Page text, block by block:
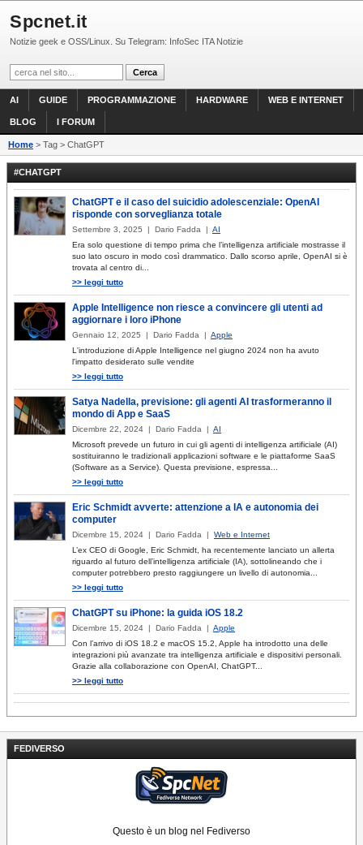
Spcnet.it
Notizie geek e OSS/Linux. Su Telegram: InfoSec ITA Notizie
AI GUIDE PROGRAMMAZIONE HARDWARE WEB E INTERNET
BLOG I FORUM
Home > Tag > ChatGPT
FEDIVERSO
Questo è un blog nel Fediverso
#CHATGPT
ChatGPT e il caso del suicidio adolescenziale: OpenAI
risponde con sorveglianza totale
Settembre 3, 2025 | Dario Fadda | AI
Era solo questione di tempo prima che l’intelligenza artificiale mostrasse il
suo lato oscuro in modo così drammatico. Dallo scorso aprile, OpenAI si è
trovata al centro di...
>> leggi tutto
Apple Intelligence non riesce a convincere gli utenti ad
aggiornare i loro iPhone
Gennaio 12, 2025 | Dario Fadda | Apple
L'introduzione di Apple Intelligence nel giugno 2024 non ha avuto
l'impatto desiderato sulle vendite
>> leggi tutto
Satya Nadella, previsione: gli agenti AI trasformeranno il
mondo di App e SaaS
Dicembre 22, 2024 | Dario Fadda | AI
Microsoft prevede un futuro in cui gli agenti di intelligenza artificiale (AI)
sostituiranno le tradizionali applicazioni software e le piattaforme SaaS
(Software as a Service). Questa previsione, espressa...
>> leggi tutto
Eric Schmidt avverte: attenzione a IA e autonomia dei
computer
Dicembre 15, 2024 | Dario Fadda | Web e Internet
L’ex CEO di Google, Eric Schmidt, ha recentemente lanciato un allerta
riguardo al futuro dell’intelligenza artificiale (IA), sottolineando che i
computer potrebbero presto raggiungere un livello di autonomia...
>> leggi tutto
ChatGPT su iPhone: la guida iOS 18.2
Dicembre 15, 2024 | Dario Fadda | Apple
Con l’arrivo di iOS 18.2 e macOS 15.2, Apple ha introdotto una delle
integrazioni più avanzate tra intelligenza artificiale e dispositivi personali.
Grazie alla collaborazione con OpenAI, ChatGPT...
>> leggi tutto